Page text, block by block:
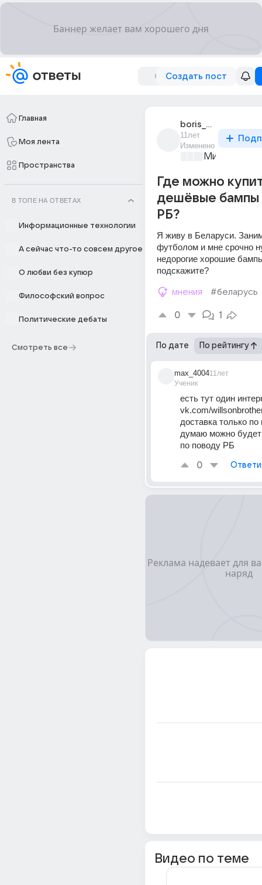
Создать пост
Главная
Моя лента
Пространства
В ТОПЕ НА ОТВЕТАХ
Информационные технологии
А сейчас что-то совсем другое
О любви без купюр
Философский вопрос
Политические дебаты
Смотреть все
boris_zaharchuk_1
11лет
Изменено
Мир и его
Где можно
дешёвые бампы
РБ?
Я живу в Беларуси.
футболом и мне срочно
недорогие хорошие
подскажите?
мнения #беларусь
0 1
По дате По рейтингу
max_4004
Ученик
11лет
есть тут один
vk.com/
доставка только
думаю можно будет
по поводу РБ
0
Видео по теме